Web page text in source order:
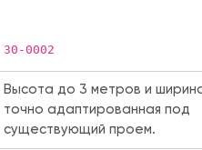
30-0002
Высота до 3 метров и
точно адаптированная под
существующий проем.